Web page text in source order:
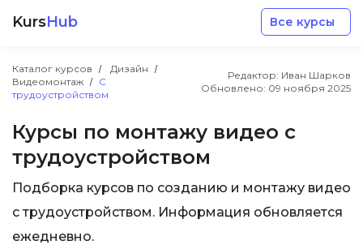
KursHub Все курсы
Каталог курсов
Дизайн
Видеомонтаж
С
трудоустройством
Редактор: Иван Шарков
Обновлено: 09 ноября 2025
Курсы по монтажу видео с
трудоустройством
Подборка курсов по созданию и монтажу видео
с трудоустройством. Информация обновляется
ежедневно.
Маркетинг